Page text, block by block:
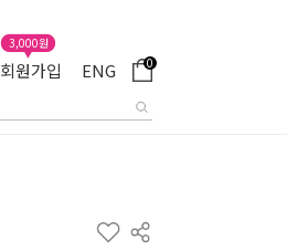
회원가입
3,000원
ENG 0